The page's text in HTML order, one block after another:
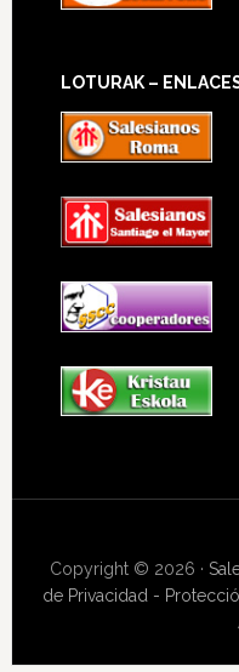
LOTURAK –
Copyright © 2026 ·
de Privacidad -